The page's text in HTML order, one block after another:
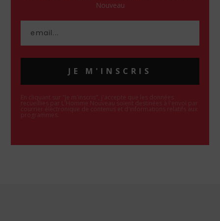
Nouveau
JE M'INSCRIS
En cliquant sur "Je m'inscris", j'accepte que les données
recueillies par L'Homme Nouveau soient destinées à l'envoi par
courrier électronique de contenus et d'informations relatifs aux
programmes.